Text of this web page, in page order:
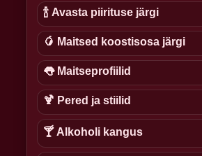
🍾 Avasta piirituse järgi
🥭 Maitsed koostisosa järgi
👅 Maitseprofiilid
🍹 Pered ja stiilid
🍸 Alkoholi kangus